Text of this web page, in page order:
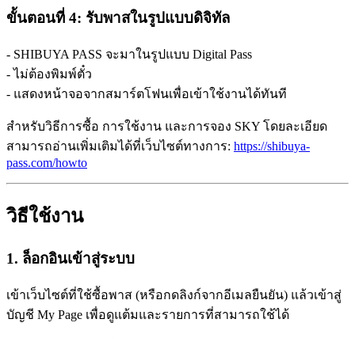
ขั้นตอนที่ 4: รับพาสในรูปแบบดิจิทัล
- SHIBUYA PASS จะมาในรูปแบบ Digital Pass
- ไม่ต้องพิมพ์ตั๋ว
- แสดงหน้าจอจากสมาร์ตโฟนเพื่อเข้าใช้งานได้ทันที
สำหรับวิธีการซื้อ การใช้งาน และการจอง SKY โดยละเอียด
สามารถอ่านเพิ่มเติมได้ที่เว็บไซต์ทางการ: https://shibuya-
pass.com/howto
วิธีใช้งาน
1. ล็อกอินเข้าสู่ระบบ
เข้าเว็บไซต์ที่ใช้ซื้อพาส (หรือกดลิงก์จากอีเมลยืนยัน) แล้วเข้าสู่
บัญชี My Page เพื่อดูแต้มและรายการที่สามารถใช้ได้